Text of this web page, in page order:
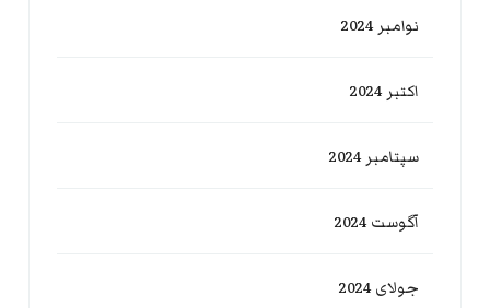
نوامبر 2024
اکتبر 2024
سپتامبر 2024
آگوست 2024
جولای 2024